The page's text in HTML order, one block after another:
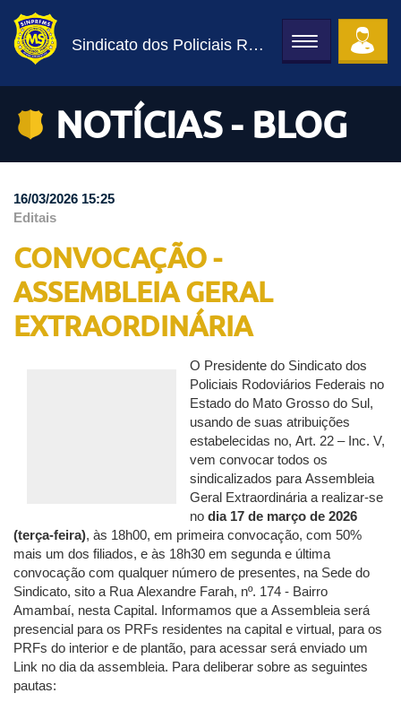
Sindicato dos Policiais Rodoviários Federais
Toggle
navigation
NOTÍCIAS - BLOG
16/03/2026 15:25
Editais
CONVOCAÇÃO -
ASSEMBLEIA GERAL
EXTRAORDINÁRIA
O Presidente do Sindicato dos
Policiais Rodoviários Federais no
Estado do Mato Grosso do Sul,
usando de suas atribuições
estabelecidas no, Art. 22 – Inc. V,
vem convocar todos os
sindicalizados para Assembleia
Geral Extraordinária a realizar-se
nodia 17 de março de 2026
(terça-feira), às 18h00, em primeira convocação, com 50%
mais um dos filiados, e às 18h30 em segunda e última
convocação com qualquer número de presentes, na Sede do
Sindicato, sito a Rua Alexandre Farah, nº. 174 - Bairro
Amambaí, nesta Capital. Informamos que a Assembleia será
presencial para os PRFs residentes na capital e virtual, para os
PRFs do interior e de plantão, para acessar será enviado um
Link no dia da assembleia. Para deliberar sobre as seguintes
pautas: